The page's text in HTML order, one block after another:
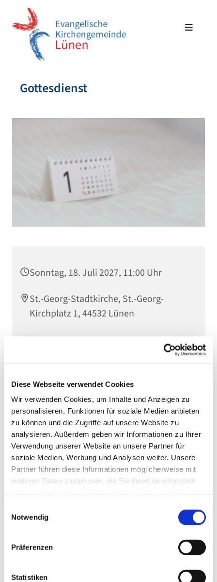
Diese Webseite verwendet Cookies
Wir verwenden Cookies, um Inhalte und Anzeigen zu
personalisieren, Funktionen für soziale Medien anbieten
zu können und die Zugriffe auf unsere Website zu
analysieren. Außerdem geben wir Informationen zu Ihrer
Verwendung unserer Website an unsere Partner für
soziale Medien, Werbung und Analysen weiter. Unsere
Partner führen diese Informationen möglicherweise mit
weiteren Daten zusammen, die Sie ihnen bereitgestellt
Notwendig
Präferenzen
Statistiken
Gottesdienst
Sonntag, 18. Juli 2027, 11:00 Uhr
St.-Georg-Stadtkirche, St.-Georg-
Kirchplatz 1, 44532 Lünen